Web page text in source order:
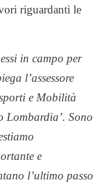
riguardanti le
in campo per
l’assessore
e Mobilità
Lombardia’. Sono
e
l’ultimo passo